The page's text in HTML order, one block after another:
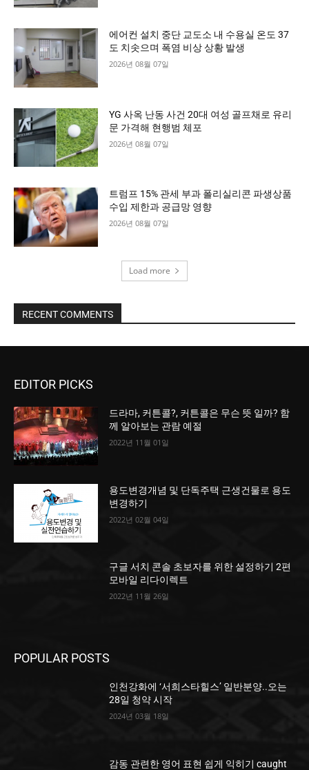
에어컨 설치 중단 교도소 내 수용실 온도 37
도 치솟으며 폭염 비상 상황 발생
2026년 08월 07일
YG 사옥 난동 사건 20대 여성 골프채로 유리
문 가격해 현행범 체포
2026년 08월 07일
트럼프 15% 관세 부과 폴리실리콘 파생상품
수입 제한과 공급망 영향
2026년 08월 07일
Load more
RECENT COMMENTS
EDITOR PICKS
드라마, 커튼콜?, 커튼콜은 무슨 뜻 일까? 함
께 알아보는 관람 예절
2022년 11월 01일
용도변경개념 및 단독주택 근생건물로 용도
변경하기
2022년 02월 04일
구글 서치 콘솔 초보자를 위한 설정하기 2편
모바일 리다이렉트
2022년 11월 26일
POPULAR POSTS
인천강화에 ‘서희스타힐스’ 일반분양..오는
28일 청약 시작
2024년 03월 18일
감동 관련한 영어 표현 쉽게 익히기 caught